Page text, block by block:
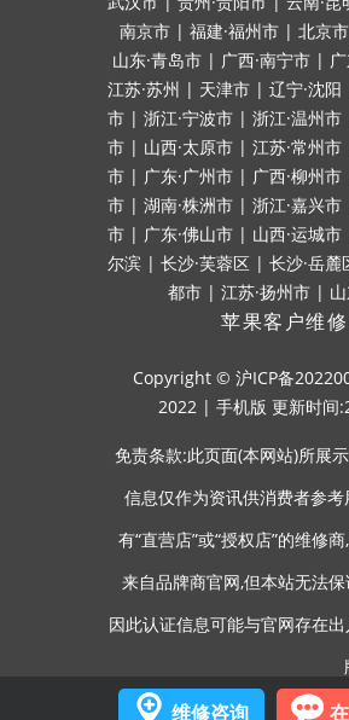
南京市 | 福建·福州市 | 北京市
山东·青岛市 | 广西·南宁市 |
江苏·苏州 | 天津市 | 辽宁·沈阳
市 | 浙江·宁波市 | 浙江·温州市
市 | 山西·太原市 | 江苏·常州市
市 | 广东·广州市 | 广西·柳州市
市 | 湖南·株洲市 | 浙江·嘉兴市
市 | 广东·佛山市 | 山西·运城市
尔滨 | 长沙·芙蓉区 | 长沙·岳麓
都市 | 江苏·扬州市 |
苹果客户维
Copyright © 沪ICP备
2022 | 手机版 更新时间
免责条款:此页面(本网站)所展
信息仅作为资讯供消费者参
有“直营店”或“授权店”的维修
来自品牌商官网,但本站无法
因此认证信息可能与官网存在
维修咨询